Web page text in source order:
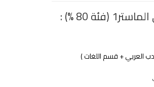
اعلان للطلبة الناجحين في الماستر1 (فئة 80 %) :
العربي + قسم اللغات )